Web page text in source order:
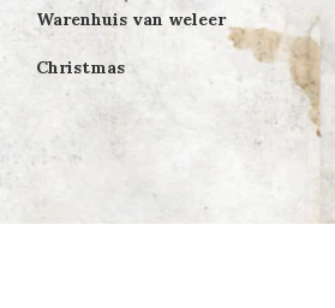
Warenhuis van weleer
Christmas